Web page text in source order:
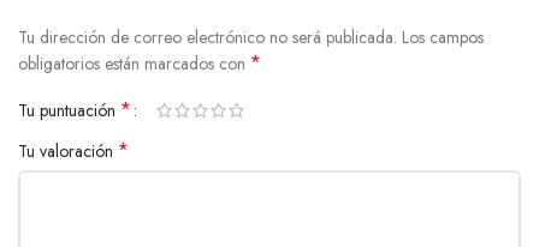
Tu dirección de correo electrónico no será publicada. Los campos
obligatorios están marcados con *
Tu puntuación *
Tu valoración *